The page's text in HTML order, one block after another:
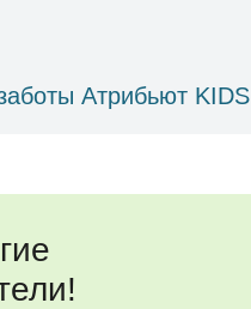
Атрибьют KIDS